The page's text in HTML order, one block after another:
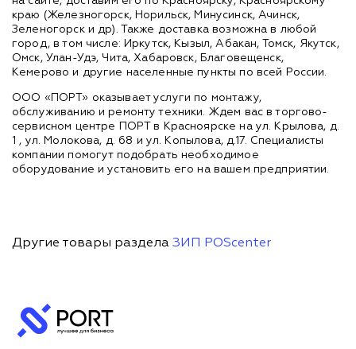
краю (Железногорск, Норильск, Минусинск, Ачинск,
Зеленогорск и др). Также доставка возможна в любой
город, в том числе: Иркутск, Кызыл, Абакан, Томск, Якутск,
Омск, Улан-Удэ, Чита, Хабаровск, Благовещенск,
Кемерово и другие населенные пункты по всей России.
ООО «ПОРТ» оказывает услуги по монтажу,
обслуживанию и ремонту техники. Ждем вас в торгово-
сервисном центре ПОРТ в Красноярске на ул. Крылова, д.
1 , ул. Молокова, д. 68 и ул. Копылова, д.17. Специалисты
компании помогут подобрать необходимое
оборудование и установить его на вашем предприятии.
Другие товары раздела ЗИП POScenter